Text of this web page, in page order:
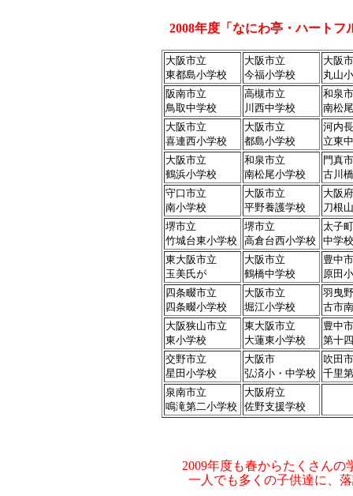
2008年度「なにわ亭・ハート
大阪市立
東都島小学校
大阪市立
今福小学校
大阪
丸山
阪南市立
鳥取中学校
高槻市立
川西中学校
和泉
南松
大阪市立
喜連西小学校
大阪市立
都島小学校
河内
立東
大阪市立
鶴浜小学校
和泉市立
南松尾小学校
門真
古川
守口市立
南小学校
大阪市立
平野養護学校
大阪
刀根
堺市立
竹城台東小学校
堺市立
高倉台西小学校
太子
中学
東大阪市立
玉美氏が
大阪市立
鶴橋中学校
豊中
原田
四条畷市立
四条畷小学校
大阪市立
堀江小学校
羽曳
古市
大阪狭山市立
東小学校
東大阪市立
大蓮東小学校
豊中
第十
交野市立
星田小学校
大阪市
弘済小・中学校
吹田
千里
泉南市立
鳴滝第二小学校
大阪府立
佐野支援学校
2009年度も春からたくさん
一人でも多くの子供達に、